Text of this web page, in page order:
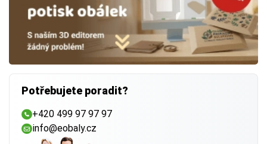
Potřebujete poradit?
+420 499 97 97 97
info@eobaly.cz